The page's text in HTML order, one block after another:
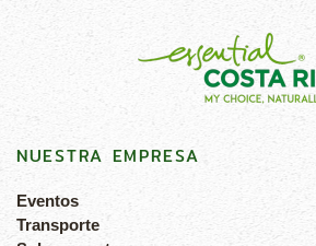
NUESTRA EMPRESA
Eventos
Transporte